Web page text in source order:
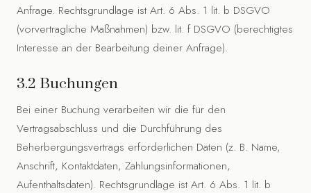
Anfrage. Rechtsgrundlage ist Art. 6 Abs. 1 lit. b DSGVO
(vorvertragliche Maßnahmen) bzw. lit. f DSGVO (berechtigtes
Interesse an der Bearbeitung deiner Anfrage).
3.2 Buchungen
Bei einer Buchung verarbeiten wir die für den
Vertragsabschluss und die Durchführung des
Beherbergungsvertrags erforderlichen Daten (z. B. Name,
Anschrift, Kontaktdaten, Zahlungsinformationen,
Aufenthaltsdaten). Rechtsgrundlage ist Art. 6 Abs. 1 lit. b